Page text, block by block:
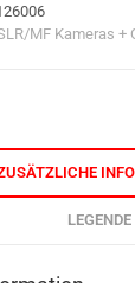
MF Kameras +
LEGENDE